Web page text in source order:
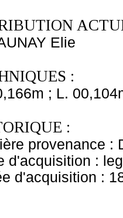
Elie
:
; L.
:
provenance :
d'acquisition :
d'acquisition :